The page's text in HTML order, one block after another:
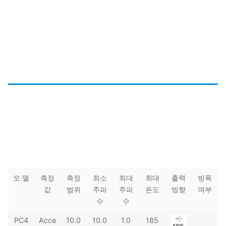
모 델
측정
값
측정
범위
최소
주파
수
최대
주파
수
최대
온도
출력
방향
방폭
여부
PC4
Acce
10.0
10.0
1.0
185